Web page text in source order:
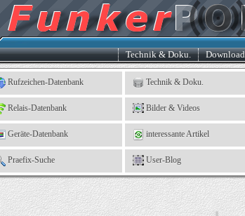
Technik & Doku.
Rufzeichen-Datenbank Technik & Doku.
Relais-Datenbank Bilder & Videos
Geräte-Datenbank interessante Artikel
Praefix-Suche User-Blog